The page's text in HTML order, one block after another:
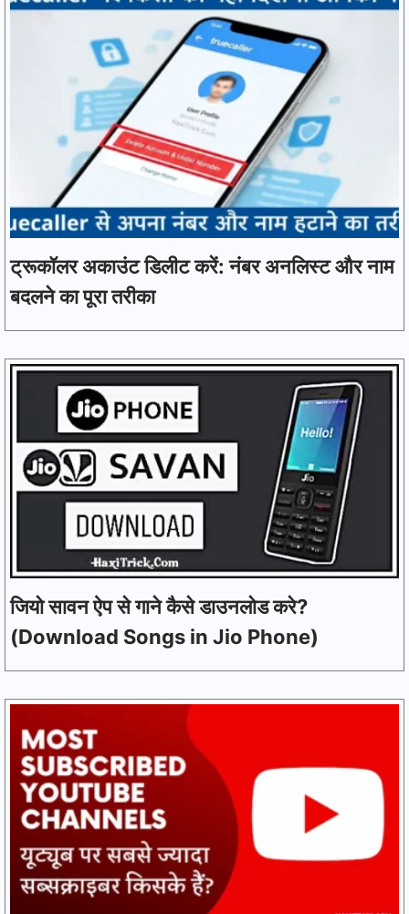
ट्रूकॉलर अकाउंट डिलीट करें: नंबर अनलिस्ट और नाम
बदलने का पूरा तरीका
जियो सावन ऐप से गाने कैसे डाउनलोड करे?
(Download Songs in Jio Phone)